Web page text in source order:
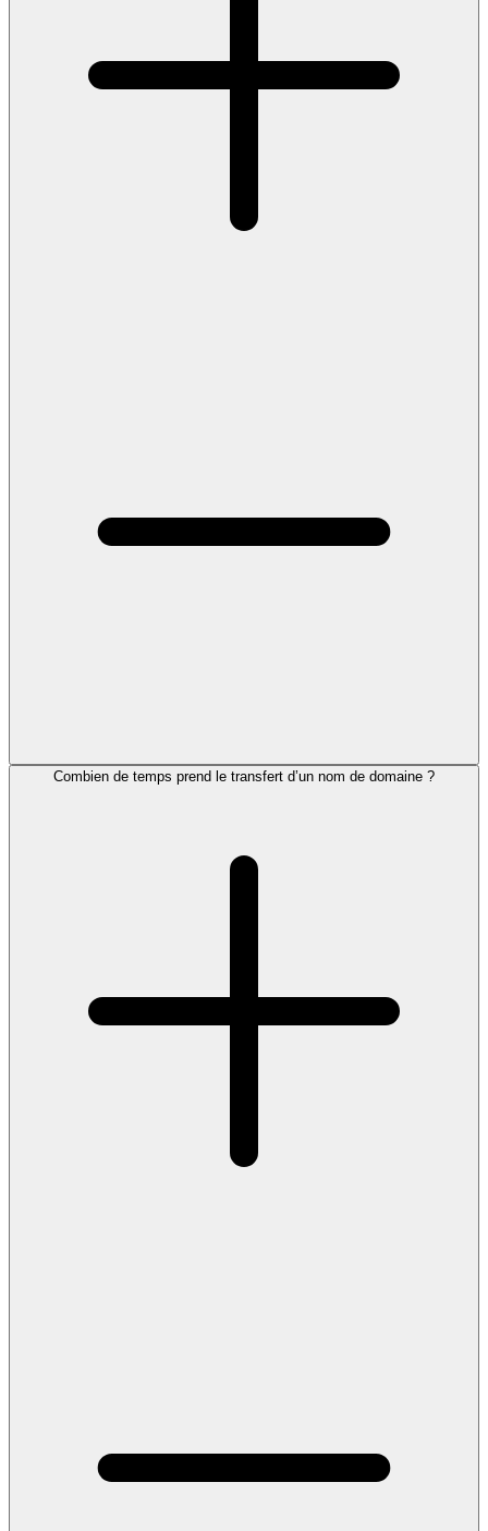
Combien de temps prend le transfert d’un nom de domaine ?